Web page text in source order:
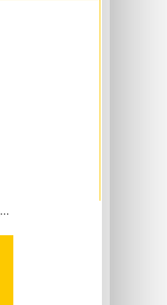
Devirdaim Su Pompası 1.4-1.6 16 Valf Clio 2 Fluence Megane 1-2-3 Laguna 1-2 210100753R